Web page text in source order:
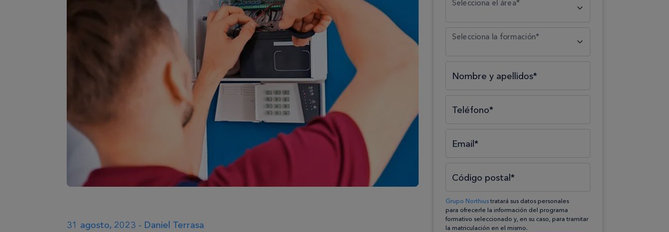
31 agosto, 2023 - Daniel Terrasa
Selecciona el tipo*
Selecciona el área*
Selecciona la formación*
Nombre y apellidos*
Teléfono*
Email*
Código postal*
Grupo Northiustratará sus datos personales
para ofrecerle la información del programa
formativo seleccionado y, en su caso, para tramitar
la matriculación en el mismo.